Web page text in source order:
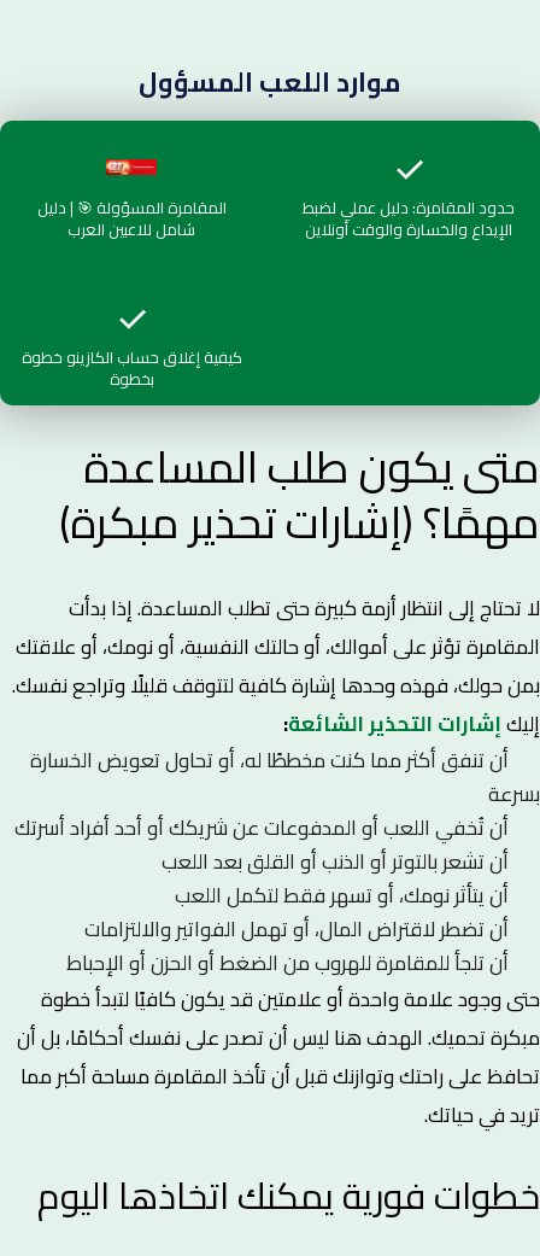
موارد اللعب المسؤول
المقامرة المسؤولة 🎯 | دليل
شامل للاعبين العرب
حدود المقامرة: دليل عملي لضبط
الإيداع والخسارة والوقت أونلاين
كيفية إغلاق حساب الكازينو خطوة
بخطوة
متى يكون طلب المساعدة
مهمًا؟ (إشارات تحذير مبكرة)
لا تحتاج إلى انتظار أزمة كبيرة حتى تطلب المساعدة. إذا بدأت
المقامرة تؤثر على أموالك، أو حالتك النفسية، أو نومك، أو علاقتك
بمن حولك، فهذه وحدها إشارة كافية لتتوقف قليلًا وتراجع نفسك.
إليكإشارات التحذير الشائعة:
أن تنفق أكثر مما كنت مخططًا له، أو تحاول تعويض الخسارة
بسرعة
أن تُخفي اللعب أو المدفوعات عن شريكك أو أحد أفراد أسرتك
أن تشعر بالتوتر أو الذنب أو القلق بعد اللعب
أن يتأثر نومك، أو تسهر فقط لتكمل اللعب
أن تضطر لاقتراض المال، أو تهمل الفواتير والالتزامات
أن تلجأ للمقامرة للهروب من الضغط أو الحزن أو الإحباط
حتى وجود علامة واحدة أو علامتين قد يكون كافيًا لتبدأ خطوة
مبكرة تحميك. الهدف هنا ليس أن تصدر على نفسك أحكامًا، بل أن
تحافظ على راحتك وتوازنك قبل أن تأخذ المقامرة مساحة أكبر مما
تريد في حياتك.
خطوات فورية يمكنك اتخاذها اليوم